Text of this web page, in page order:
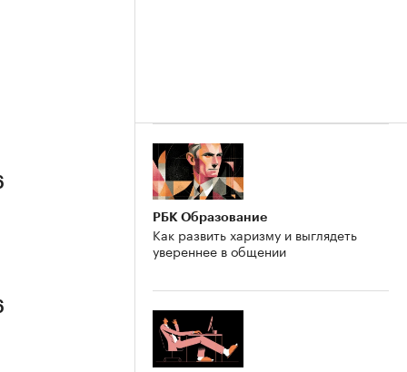
РБК Образование
Как развить харизму и выглядеть
увереннее в общении